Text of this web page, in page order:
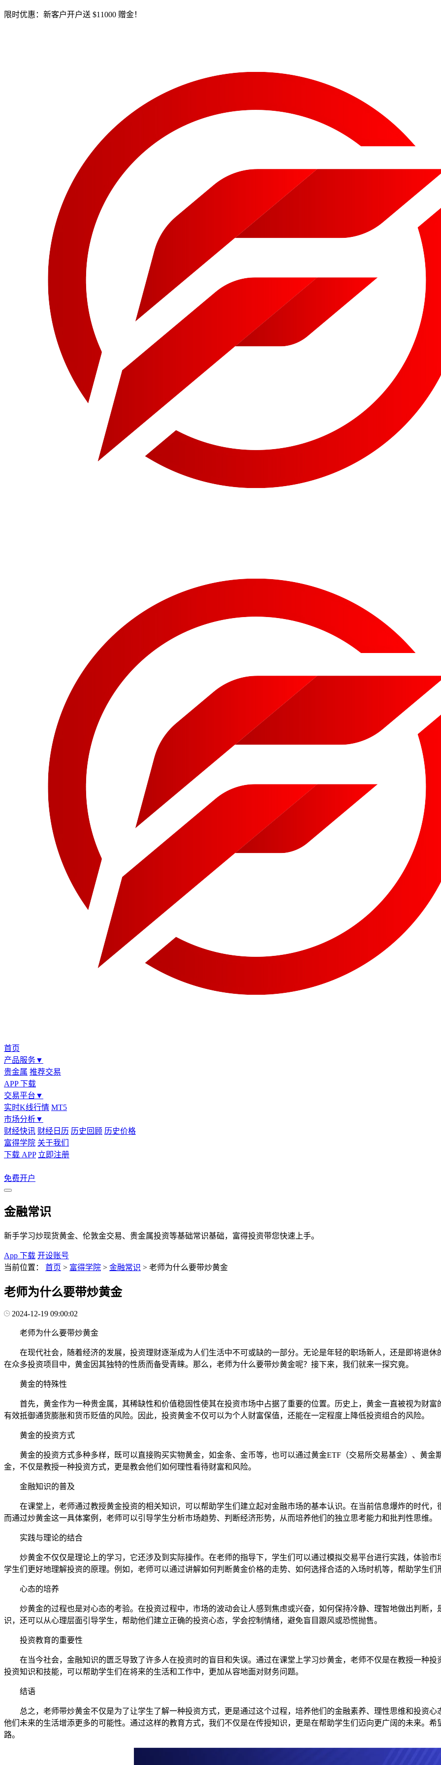
限时优惠：新客户开户送 $11000 赠金！
首页
产品服务▼
贵金属 推荐交易
APP 下载
交易平台 ▼
实时K线行情 MT5
市场分析▼
财经快讯 财经日历 历史回顾 历史价格
富得学院 关于我们
下载 APP 立即注册
免费开户
金融常识
新手学习炒现货黄金、伦敦金交易、贵金属投资等基础常识基础，富得投资带您快速上手。
App 下载 开设账号
当前位置：
首页 > 富得学院 > 金融常识 > 老师为什么要带炒黄金
老师为什么要带炒黄金
2024-12-19 09:00:02
老师为什么要带炒黄金
在现代社会，随着经济的发展，投资理财逐渐成为人们生活中不可或缺的一部分。无论是年轻的职场新人，还是即将退休
在众多投资项目中，黄金因其独特的性质而备受青睐。那么，老师为什么要带炒黄金呢？接下来，我们就来一探究竟。
黄金的特殊性
首先，黄金作为一种贵金属，其稀缺性和价值稳固性使其在投资市场中占据了重要的位置。历史上，黄金一直被视为财
有效抵御通货膨胀和货币贬值的风险。因此，投资黄金不仅可以为个人财富保值，还能在一定程度上降低投资组合的风险。
黄金的投资方式
黄金的投资方式多种多样，既可以直接购买实物黄金，如金条、金币等，也可以通过黄金ETF（交易所交易基金）、黄
金，不仅是教授一种投资方式，更是教会他们如何理性看待财富和风险。
金融知识的普及
在课堂上，老师通过教授黄金投资的相关知识，可以帮助学生们建立起对金融市场的基本认识。在当前信息爆炸的时代，
而通过炒黄金这一具体案例，老师可以引导学生分析市场趋势、判断经济形势，从而培养他们的独立思考能力和批判性思维。
实践与理论的结合
炒黄金不仅仅是理论上的学习，它还涉及到实际操作。在老师的指导下，学生们可以通过模拟交易平台进行实践，体验
学生们更好地理解投资的原理。例如，老师可以通过讲解如何判断黄金价格的走势、如何选择合适的入场时机等，帮助学生们
心态的培养
炒黄金的过程也是对心态的考验。在投资过程中，市场的波动会让人感到焦虑或兴奋，如何保持冷静、理智地做出判断
识，还可以从心理层面引导学生，帮助他们建立正确的投资心态，学会控制情绪，避免盲目跟风或恐慌抛售。
投资教育的重要性
在当今社会，金融知识的匮乏导致了许多人在投资时的盲目和失误。通过在课堂上学习炒黄金，老师不仅是在教授一种
投资知识和技能，可以帮助学生们在将来的生活和工作中，更加从容地面对财务问题。
结语
总之，老师带炒黄金不仅是为了让学生了解一种投资方式，更是通过这个过程，培养他们的金融素养、理性思维和投资
他们未来的生活增添更多的可能性。通过这样的教育方式，我们不仅是在传授知识，更是在帮助学生们迈向更广阔的未来。
路。